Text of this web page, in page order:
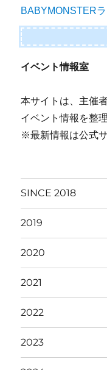
BABYMONSTER
イベント情報室
本サイトは、主催
イベント情報を整
※最新情報は公式
SINCE 2018
2019
2020
2021
2022
2023